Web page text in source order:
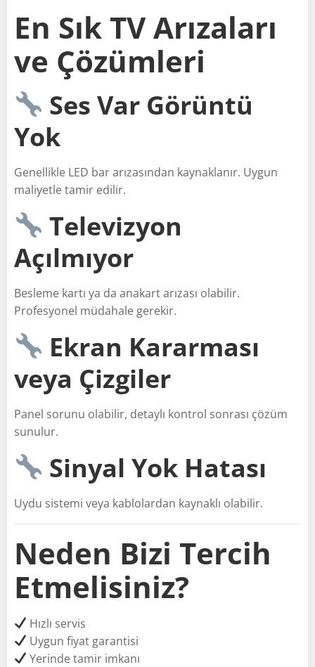
En Sık TV Arızaları
ve Çözümleri
Ses Var Görüntü
Yok
Genellikle LED bar arızasından kaynaklanır. Uygun
maliyetle tamir edilir.
Televizyon
Açılmıyor
Besleme kartı ya da anakart arızası olabilir.
Profesyonel müdahale gerekir.
Ekran Kararması
veya Çizgiler
Panel sorunu olabilir, detaylı kontrol sonrası çözüm
sunulur.
Sinyal Yok Hatası
Uydu sistemi veya kablolardan kaynaklı olabilir.
Neden Bizi Tercih
Etmelisiniz?
Hızlı servis
Uygun fiyat garantisi
Yerinde tamir imkanı